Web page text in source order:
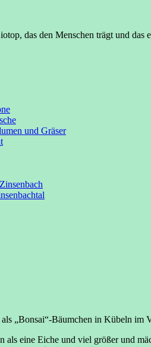
das den Menschen trägt und das
und Gräser
„Bonsai“-Bäumchen in Kübeln im
als eine Eiche und viel größer und